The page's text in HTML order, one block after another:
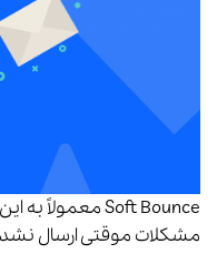
Soft Bounceمعمولاً به
مشکلات موقتی ارسال